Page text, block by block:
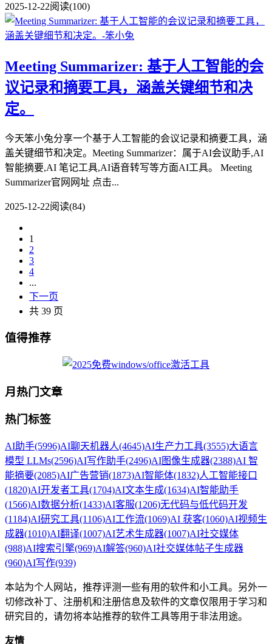
2025-12-22阅读(100)
Meeting Summarizer: 基于人工智能的会
议记录和摘要工具，涵盖关键细节和决
定。
今天笨小兔分享一个基于人工智能的会议记录和摘要工具，涵
盖关键细节和决定。Meeting Summarizer：属于AI会议助手,AI
智能摘要,AI 笔记工具,AI语音转写等方面AI工具。 Meeting
Summarizer官网网址 点击...
2025-12-22阅读(84)
1
2
3
4
...
下一页
共 39 页
值得推荐
月热门文章
热门标签
AI助手(5996)AI聊天机器人(4645)AI生产力工具(3555)大语言
模型 LLMs(2596)AI写作助手(2496)AI图像生成器(2388)AI 智
能摘要(2085)AI广告营销(1873)AI智能体(1832)人工智能接口
(1820)AI开发者工具(1704)AI文本生成(1634)AI智能助手
(1566)AI数据分析(1433)AI客服(1206)无代码与低代码开发
(1184)AI研究工具(1106)AI工作流(1069)AI 获客(1060)AI视频生
成器(1010)AI翻译(1007)AI艺术生成器(1007)AI社交媒体
(988)AI搜索引擎(969)AI解答(960)AI社交媒体帖子生成器
(960)AI写作(939)
本站为个人网站，推荐评测一些有用的软件和小工具。另外一
切修改补丁、注册机和注册信息及软件的文章仅限用于学习和
研究目的，请勿将本站推荐的软件工具等用于非法用途。
友情